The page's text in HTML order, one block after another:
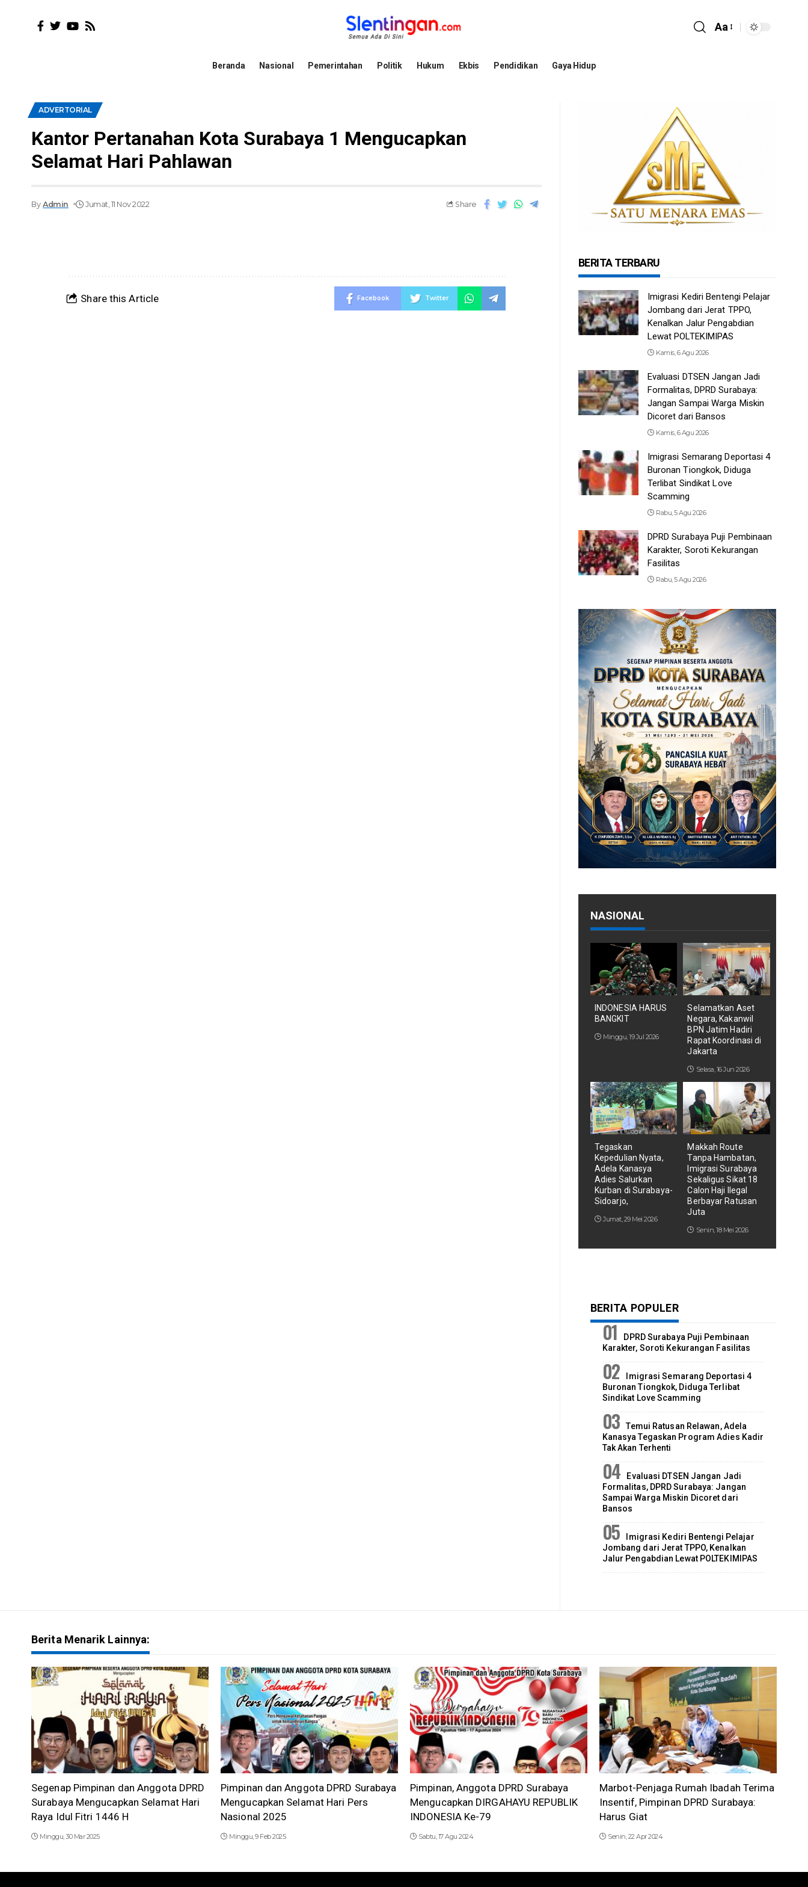
Aa
Beranda Nasional Pemerintahan Politik Hukum Ekbis Pendidikan Gaya Hidup
ADVERTORIAL
Kantor Pertanahan Kota Surabaya 1 Mengucapkan
Selamat Hari Pahlawan
By Admin Jumat, 11 Nov 2022 Share
Share this Article Facebook Twitter
BERITA TERBARU
Imigrasi Kediri Bentengi Pelajar
Jombang dari Jerat TPPO,
Kenalkan Jalur Pengabdian
Lewat POLTEKIMIPAS
Kamis, 6 Agu 2026
Evaluasi DTSEN Jangan Jadi
Formalitas, DPRD Surabaya:
Jangan Sampai Warga Miskin
Dicoret dari Bansos
Kamis, 6 Agu 2026
Imigrasi Semarang Deportasi 4
Buronan Tiongkok, Diduga
Terlibat Sindikat Love
Scamming
Rabu, 5 Agu 2026
DPRD Surabaya Puji Pembinaan
Karakter, Soroti Kekurangan
Fasilitas
Rabu, 5 Agu 2026
NASIONAL
INDONESIA HARUS
BANGKIT
Minggu, 19 Jul 2026
Selamatkan Aset
Negara, Kakanwil
BPN Jatim Hadiri
Rapat Koordinasi di
Jakarta
Selasa, 16 Jun 2026
Tegaskan
Kepedulian Nyata,
Adela Kanasya
Adies Salurkan
Kurban di Surabaya-
Sidoarjo,
Jumat, 29 Mei 2026
Makkah Route
Tanpa Hambatan,
Imigrasi Surabaya
Sekaligus Sikat 18
Calon Haji Ilegal
Berbayar Ratusan
Juta
Senin, 18 Mei 2026
BERITA POPULER
DPRD Surabaya Puji Pembinaan
Karakter, Soroti Kekurangan Fasilitas
Imigrasi Semarang Deportasi 4
Buronan Tiongkok, Diduga Terlibat
Sindikat Love Scamming
Temui Ratusan Relawan, Adela
Kanasya Tegaskan Program Adies Kadir
Tak Akan Terhenti
Evaluasi DTSEN Jangan Jadi
Formalitas, DPRD Surabaya: Jangan
Sampai Warga Miskin Dicoret dari
Bansos
Imigrasi Kediri Bentengi Pelajar
Jombang dari Jerat TPPO, Kenalkan
Jalur Pengabdian Lewat POLTEKIMIPAS
Berita Menarik Lainnya:
Segenap Pimpinan dan Anggota DPRD
Surabaya Mengucapkan Selamat Hari
Raya Idul Fitri 1446 H
Minggu, 30 Mar 2025
Pimpinan dan Anggota DPRD Surabaya
Mengucapkan Selamat Hari Pers
Nasional 2025
Minggu, 9 Feb 2025
Pimpinan, Anggota DPRD Surabaya
Mengucapkan DIRGAHAYU REPUBLIK
INDONESIA Ke-79
Sabtu, 17 Agu 2024
Marbot-Penjaga Rumah Ibadah Terima
Insentif, Pimpinan DPRD Surabaya:
Harus Giat
Senin, 22 Apr 2024